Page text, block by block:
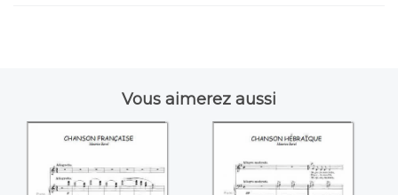
Vous aimerez aussi
Chanson française
Chanson